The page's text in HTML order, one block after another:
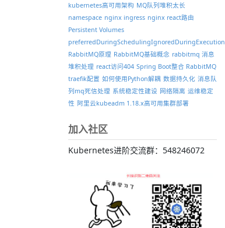
kubernetes高可用架构 MQ队列堆积太长
namespace nginx ingress nginx react路由
Persistent Volumes
preferredDuringSchedulingIgnoredDuringExecution
RabbitMQ原理 RabbitMQ基础概念 rabbitmq 消息
堆积处理 react访问404 Spring Boot整合 RabbitMQ
traefik配置 如何使用Python解耦 数据持久化 消息队
列mq死信处理 系统稳定性建设 网络隔离 运维稳定
性 阿里云kubeadm 1.18.x高可用集群部署
加入社区
Kubernetes进阶交流群：548246072